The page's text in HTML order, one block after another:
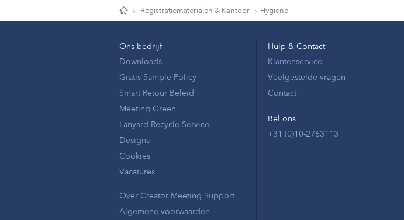
Registratiematerialen & Kantoor Hygiëne
Ons bedrijf
Downloads
Gratis Sample Policy
Smart Retour Beleid
Meeting Green
Lanyard Recycle Service
Designs
Cookies
Vacatures
Over Creator Meeting Support
Algemene voorwaarden
Hulp & Contact
Klantenservice
Veelgestelde vragen
Contact
Bel ons
+31 (0)10-2763113